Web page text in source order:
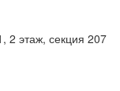
2 этаж, секция 207